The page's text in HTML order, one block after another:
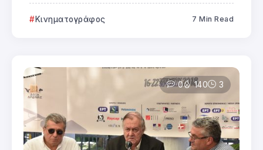
Κινηματογράφος 7 Min Read
0 140 3